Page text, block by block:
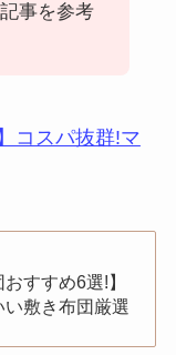
事を参考
コスパ抜群!マ
すすめ6選!】
敷き布団厳選